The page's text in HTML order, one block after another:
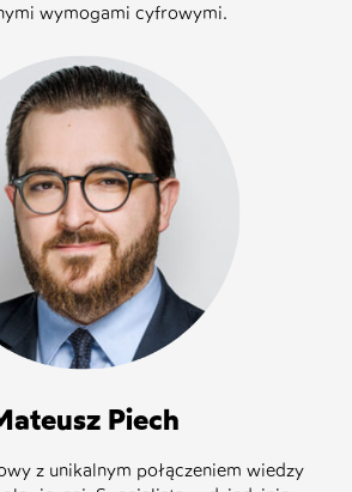
Piech
z unikalnym połączeniem wiedzy
wymogami cyfrowymi.